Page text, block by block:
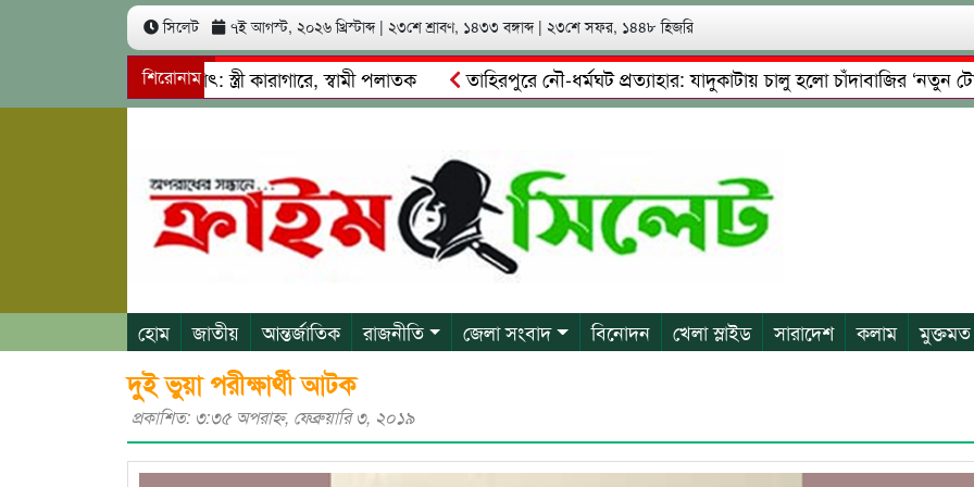
সিলেট ৭ই আগস্ট, ২০২৬ খ্রিস্টাব্দ | ২৩শে শ্রাবণ, ১৪৩৩ বঙ্গাব্দ | ২৩শে সফর, ১৪৪৮ হিজরি
শিরোনাম
টাকা আত্মসাৎ: স্ত্রী কারাগারে, স্বামী পলাতক তাহিরপুরে নৌ-ধর্মঘট প্রত্যাহার: যাদুকাটায় চালু হলো চাঁদাবাজির ‘নতুন টোল’!
ও শ্রমিকদের মারধর
নগরীতে কোটি টাকার সম্পত্তি দখলের চেষ্টা: গ্রেফতারের পর জামিনে মূক্ত রাসেল, আতঙ্কে পরিবার
হোম জাতীয় আন্তর্জাতিক রাজনীতি জেলা সংবাদ বিনোদন খেলা স্লাইড সারাদেশ কলাম মুক্তমত
দুই ভুয়া পরীক্ষার্থী আটক
প্রকাশিত: ৩:৩৫ অপরাহ্ণ, ফেব্রুয়ারি ৩, ২০১৯